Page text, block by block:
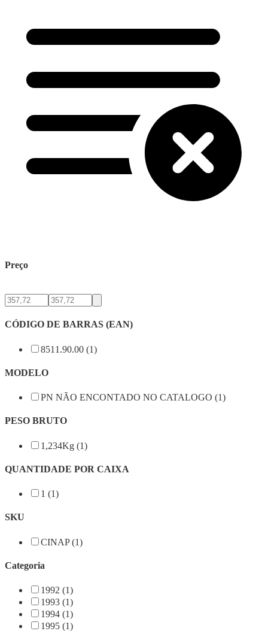
Preço
CÓDIGO DE BARRAS (EAN)
8511.90.00 (1)
MODELO
PN NÃO ENCONTADO NO CATALOGO (1)
PESO BRUTO
1,234Kg (1)
QUANTIDADE POR CAIXA
1 (1)
SKU
CINAP (1)
Categoria
1992 (1)
1993 (1)
1994 (1)
1995 (1)